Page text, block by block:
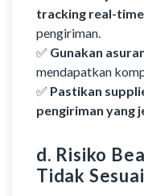
tracking real-time
pengiriman.
✅ Gunakan
mendapatkan
✅ Pastikan
pengiriman yang
d. Risiko
Tidak